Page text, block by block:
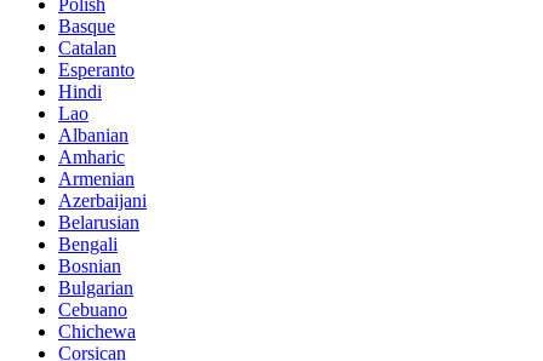
Basque
Catalan
Esperanto
Hindi
Lao
Albanian
Amharic
Armenian
Azerbaijani
Belarusian
Bengali
Bosnian
Bulgarian
Cebuano
Chichewa
Corsican